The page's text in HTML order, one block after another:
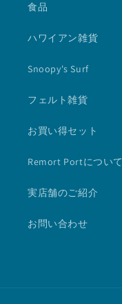
食品
ハワイアン雑貨
Snoopy's Surf
フェルト雑貨
お買い得セット
Remort Portについて
実店舗のご紹介
お問い合わせ